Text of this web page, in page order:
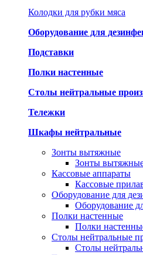
Колодки для рубки мяса
Оборудование для
Подставки
Полки настенные
Столы нейтральные
Тележки
Шкафы нейтральные
Зонты вытяжные
Зонты
Кассовые аппараты
Кассовые
Оборудование для
Оборудование
Полки настенные
Полки
Столы нейтральные
Столы